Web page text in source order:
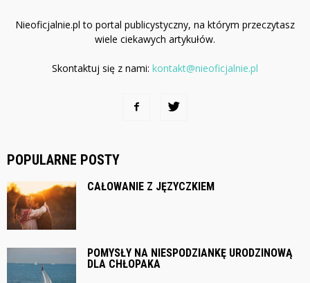
Nieoficjalnie.pl to portal publicystyczny, na którym przeczytasz
wiele ciekawych artykułów.
Skontaktuj się z nami: kontakt@nieoficjalnie.pl
POPULARNE POSTY
CAŁOWANIE Z JĘZYCZKIEM
POMYSŁY NA NIESPODZIANKĘ URODZINOWĄ
DLA CHŁOPAKA